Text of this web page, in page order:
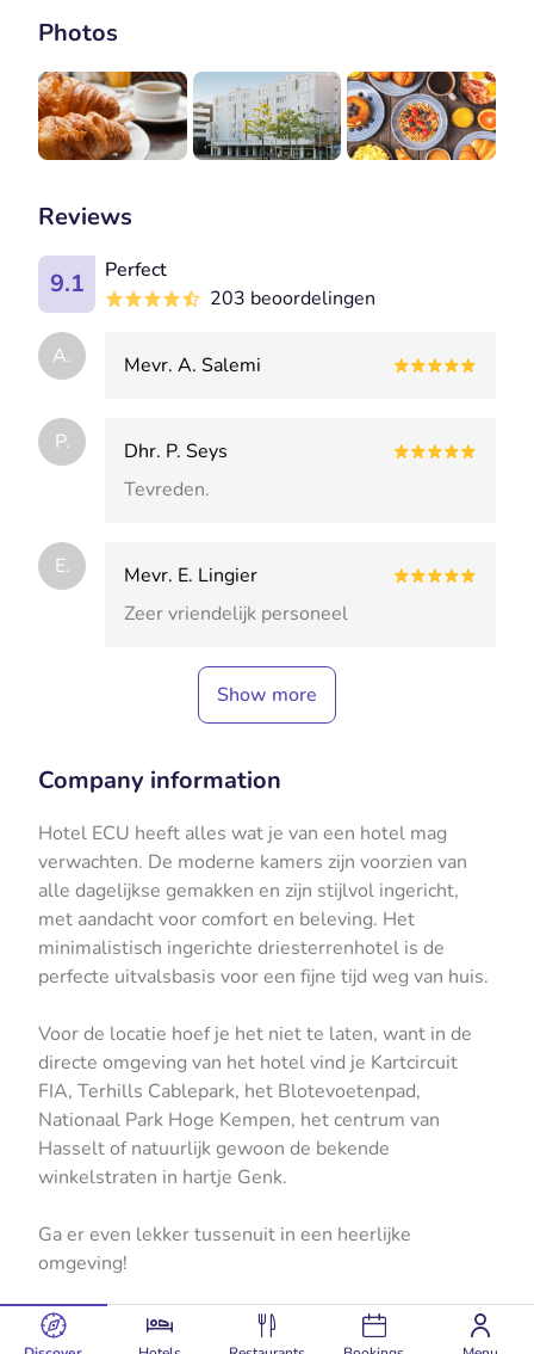
Photos
Reviews
9.1
Perfect
203 beoordelingen
A. Mevr. A. Salemi
P.
Dhr. P. Seys
Tevreden.
E.
Mevr. E. Lingier
Zeer vriendelijk personeel
Show more
Company information
Hotel ECU heeft alles wat je van een hotel mag
verwachten. De moderne kamers zijn voorzien van
alle dagelijkse gemakken en zijn stijlvol ingericht,
met aandacht voor comfort en beleving. Het
minimalistisch ingerichte driesterrenhotel is de
perfecte uitvalsbasis voor een fijne tijd weg van huis.
Voor de locatie hoef je het niet te laten, want in de
directe omgeving van het hotel vind je Kartcircuit
FIA, Terhills Cablepark, het Blotevoetenpad,
Nationaal Park Hoge Kempen, het centrum van
Hasselt of natuurlijk gewoon de bekende
winkelstraten in hartje Genk.
Ga er even lekker tussenuit in een heerlijke
omgeving!